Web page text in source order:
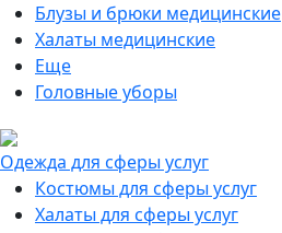
Блузы и брюки медицинские
Халаты медицинские
Еще
Головные уборы
Одежда для сферы услуг
Костюмы для сферы услуг
Халаты для сферы услуг